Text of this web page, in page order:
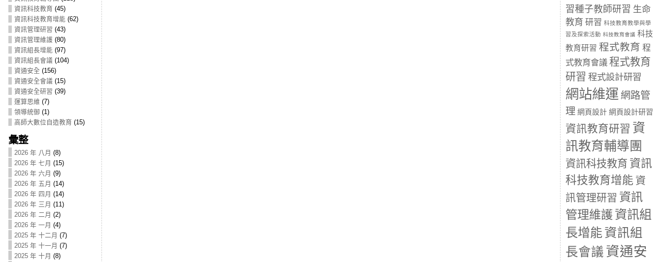
資訊科技教育 (45)
資訊科技教育增能(62)
資訊管理研習 (43)
資訊管理維護(80)
資訊組長增能(97)
資訊組長會議 (104)
資通安全 (156)
資通安全會議 (15)
資通安全研習 (39)
運算思維 (7)
領導統御 (1)
高師大數位自造教育 (15)
彙整
2026 年 八月 (8)
2026 年 七月 (15)
2026 年 六月 (9)
2026 年 五月 (14)
2026 年 四月 (14)
2026 年 三月 (11)
2026 年 二月 (2)
2026 年 一月 (4)
2025 年 十二月 (7)
2025 年 十一月 (7)
2025 年 十月 (8)
習種子教師研習 生命
教育 研習 科技教育教學與學
習及探索活動 科技教育會議 科技
教育研習 程式教育 程
式教育會議 程式教育
研習 程式設計研習
網站維運 網路管
理 網頁設計 網頁設計研習
資訊教育研習 資
訊教育輔導團
資訊科技教育 資訊
科技教育增能 資
訊管理研習 資訊
管理維護 資訊組
長增能資訊組
長會議 資通安